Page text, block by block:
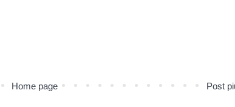
Post
Home page